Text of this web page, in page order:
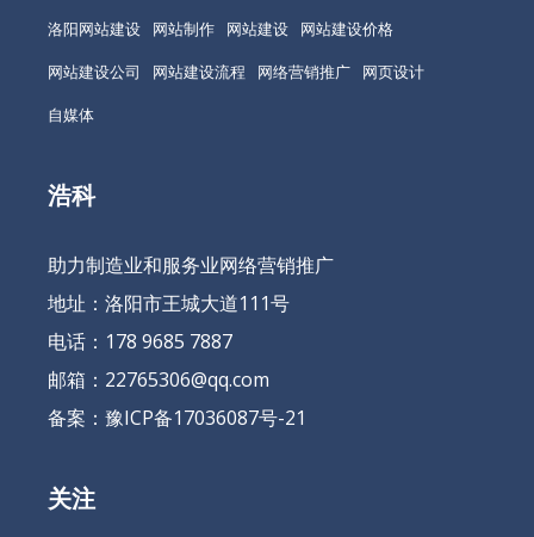
洛阳网站建设
网站制作 网站建设
网站建设价格
网站建设公司
网站建设流程 网络营销推广
网页设计
自媒体
浩科
助力制造业和服务业网络营销推广
地址：洛阳市王城大道111号
电话：178 9685 7887
邮箱：22765306@qq.com
备案： 豫ICP备17036087号-21
关注